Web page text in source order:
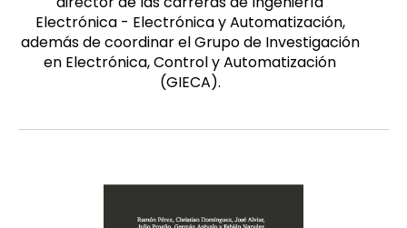
Electrónica - Electrónica y Automatización,
además de coordinar el Grupo de Investigación
en Electrónica, Control y Automatización
(GIECA).